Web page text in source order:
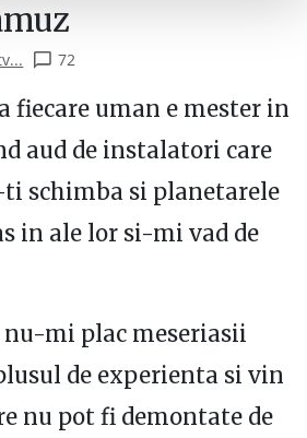
72
fiecare uman e mester in
aud de instalatori care
schimba si planetarele
in ale lor si-mi vad de
mi plac meseriasii
de experienta si vin
nu pot fi demontate de